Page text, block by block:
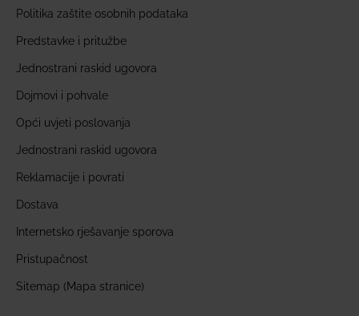
Politika zaštite osobnih podataka
Predstavke i pritužbe
Jednostrani raskid ugovora
Dojmovi i pohvale
Opći uvjeti poslovanja
Jednostrani raskid ugovora
Reklamacije i povrati
Dostava
Internetsko rješavanje sporova
Pristupačnost
Sitemap (Mapa stranice)